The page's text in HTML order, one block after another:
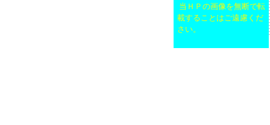
当ＨＰの画像を無断で転
載することはご遠慮くだ
さい。